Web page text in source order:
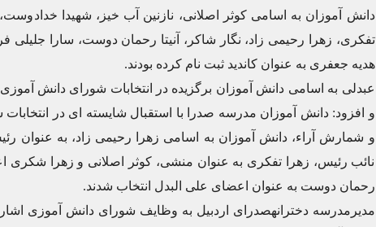
دانش آموزان به اسامی کوثر اصلانی، نازنین آب خیز، شهیدا
تفکری، زهرا رحیمی زاد، نگار شاکر، آنیتا رحمان دوست، سارا
هدیه جعفری به عنوان کاندید ثبت نام کرده بودند.
عبدلی به اسامی دانش آموزان برگزیده در انتخابات شورای دانش
و افزود: دانش آموزان مدرسه صدرا با استقبال شایسته ای در
و شمارش آراء، دانش آموزان به اسامی زهرا رحیمی زاد، به عنوان
نائب رئیس، زهرا تفکری به عنوان منشی، کوثر اصلانی و زهرا شکری
رحمان دوست به عنوان اعضای علی البدل انتخاب شدند.
مدیرمدرسه دخترانهصدرای اردبیل به وظایف شورای دانش آموزی